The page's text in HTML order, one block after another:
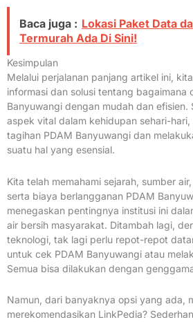
Baca juga : Lokasi Paket Data
Termurah Ada Di Sini!
Kesimpulan
Melalui perjalanan panjang artikel ini,
informasi dan solusi tentang bagaimana
Banyuwangi dengan mudah dan efisien.
aspek vital dalam kehidupan sehari-
tagihan PDAM Banyuwangi dan
suatu hal yang esensial.
Kita telah memahami sejarah, sumber
serta biaya berlangganan PDAM
menegaskan pentingnya institusi ini
air bersih masyarakat. Ditambah lagi,
teknologi, tak lagi perlu repot-repot
untuk cek PDAM Banyuwangi atau
Semua bisa dilakukan dengan
Namun, dari banyaknya opsi yang ada,
merekomendasikan LinkPedia?